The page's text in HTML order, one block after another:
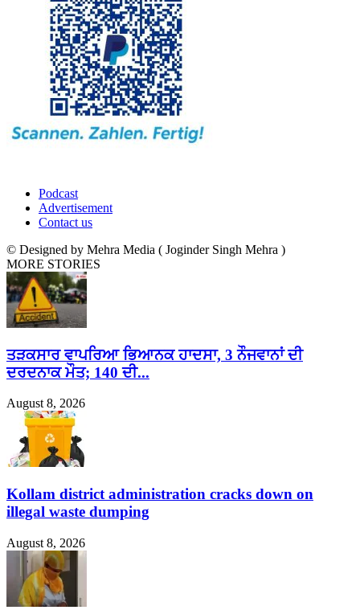
Podcast
Advertisement
Contact us
© Designed by Mehra Media ( Joginder Singh Mehra )
MORE STORIES
ਤੜਕਸਾਰ ਵਾਪਰਿਆ ਭਿਆਨਕ ਹਾਦਸਾ, 3 ਨੌਜਵਾਨਾਂ ਦੀ
ਦਰਦਨਾਕ ਮੌਤ; 140 ਦੀ...
August 8, 2026
Kollam district administration cracks down on
illegal waste dumping
August 8, 2026